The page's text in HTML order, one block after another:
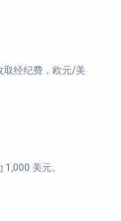
取经纪费，欧元/美
美元。